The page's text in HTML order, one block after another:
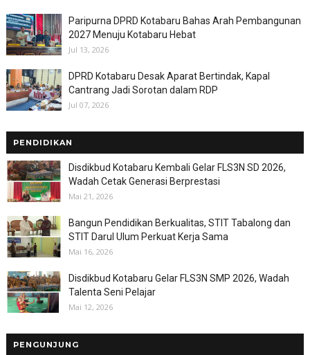
Paripurna DPRD Kotabaru Bahas Arah Pembangunan
2027 Menuju Kotabaru Hebat
Jul 13, 2026
DPRD Kotabaru Desak Aparat Bertindak, Kapal
Cantrang Jadi Sorotan dalam RDP
Jul 07, 2026
PENDIDIKAN
Disdikbud Kotabaru Kembali Gelar FLS3N SD 2026,
Wadah Cetak Generasi Berprestasi
Mai 21, 2026
Bangun Pendidikan Berkualitas, STIT Tabalong dan
STIT Darul Ulum Perkuat Kerja Sama
Mai 16, 2026
Disdikbud Kotabaru Gelar FLS3N SMP 2026, Wadah
Talenta Seni Pelajar
Mai 12, 2026
PENGUNJUNG